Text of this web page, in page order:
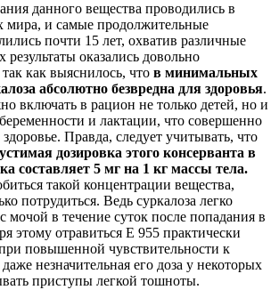
данного вещества проводились в
мира, и самые продолжительные
почти 15 лет, охватив различные
оказались довольно
как выяснилось, что в минимальных
абсолютно безвредна для здоровья.
включать в рацион не только детей, но и
и лактации, что совершенно
Правда, следует учитывать, что
дозировка этого консерванта в
составляет 5 мг на 1 кг массы тела.
такой концентрации вещества,
потрудиться. Ведь суркалоза легко
мочой в течение суток после попадания в
этому отравиться Е 955 практически
повышенной чувствительности к
незначительная его доза у некоторых
приступы легкой тошноты.